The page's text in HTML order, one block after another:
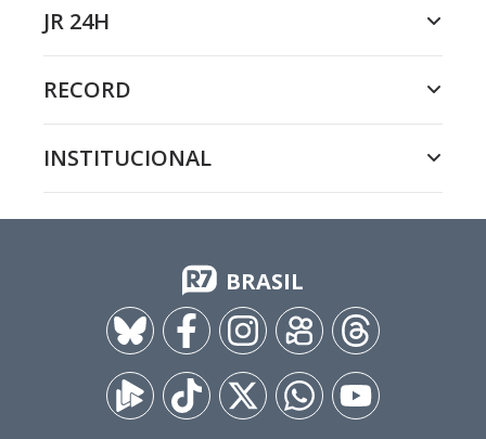
JR 24H
RECORD
INSTITUCIONAL
BRASIL